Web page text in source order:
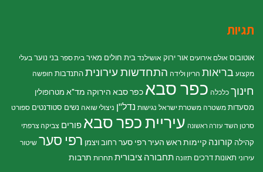
תגיות
אוטובוס אולם אירועים אור ירוק אושילנד בית חולים מאיר בית ספר בני נוער בעלי
מקצוע בריאות הריון ולידה התחדשות עירוניתהתנדבות חופשה
חינוך כלכלה כפר סבא כפר סבא הירוקה מד"א מטרופולין
מסעדות משטרה משטרת ישראל נגישות נדל"ן ניצולי שואה נשים סטודנטים ספורט
סרטן השד עזרה ראשונה עיריית כפר סבא פורים צביקה צרפתי
קהילה קורונה קיימותראש העיר רפי סער רחוב ויצמן רפי סער שיטור
עירוני תאונות דרכים תזונה תחבורה ציבורית תחרות תרבות